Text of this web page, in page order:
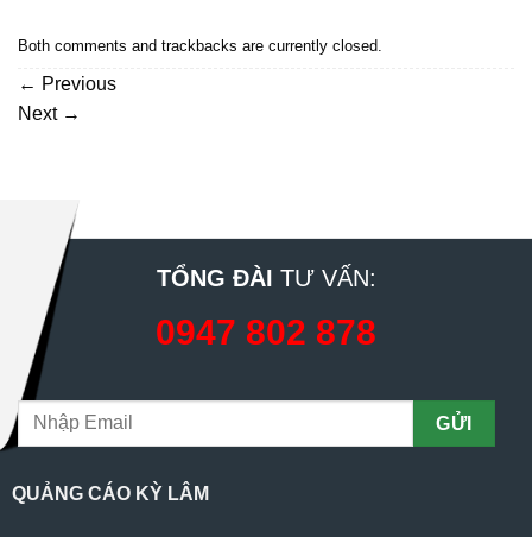
Both comments and trackbacks are currently closed.
← Previous
Next →
TỔNG ĐÀI TƯ VẤN:
0947 802 878
QUẢNG CÁO KỲ LÂM